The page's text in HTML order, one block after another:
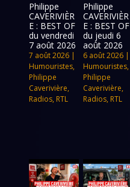
Philippe
CAVERIVIÈR
E : BEST OF
du vendredi
7 août 2026
7 août 2026 |
Humouristes,
Philippe
Caverivière,
Radios, RTL
Philippe
CAVERIVIÈR
E : BEST OF
du jeudi 6
août 2026
6 août 2026|
Humouristes,
Philippe
Caverivière,
Radios, RTL